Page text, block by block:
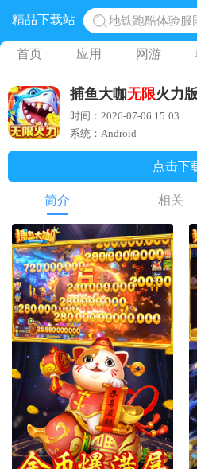
精品下载站
地铁跑酷体验服
网易光遇手游正
黎明觉醒生机
蛋仔派对下载
奥特曼王者传奇
首页 应用 网游
捕鱼大咖无限火力
时间：2026-07-06 15:03
系统：Android
点击下
简介 相关